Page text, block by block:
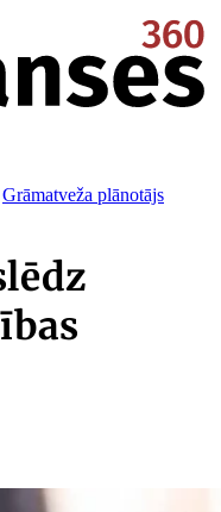
Grāmatveža plānotājs